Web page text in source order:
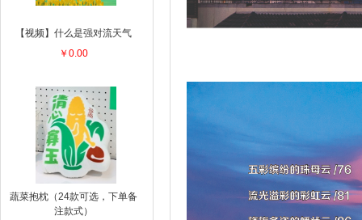
【视频】什么是强对流天气
￥0.00
蔬菜抱枕（24款可选，下单备
注款式）